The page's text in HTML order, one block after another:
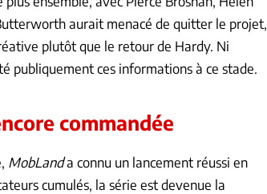
aurait menacé de quitter le projet,
plutôt que le retour de Hardy. Ni
publiquement ces informations à ce stade.
commandée
MobLanda connu un lancement réussi en
cumulés, la série est devenue la